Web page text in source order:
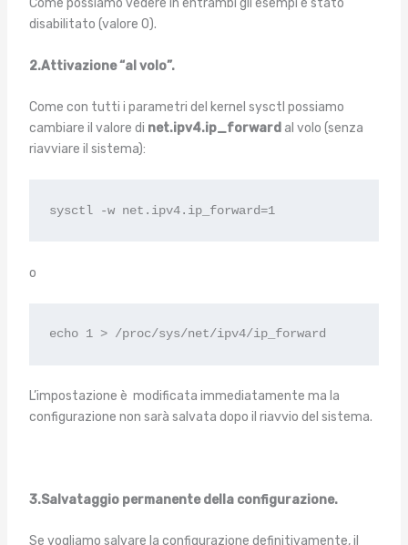
Come possiamo vedere in entrambi gli esempi è stato
disabilitato (valore 0).
2.Attivazione “al volo”.
Come con tutti i parametri del kernel sysctl possiamo
cambiare il valore di net.ipv4.ip_forward al volo (senza
riavviare il sistema):
sysctl -w net.ipv4.ip_forward=1
o
echo 1 > /proc/sys/net/ipv4/ip_forward
L’impostazione è modificata immediatamente ma la
configurazione non sarà salvata dopo il riavvio del sistema.
3.Salvataggio permanente della configurazione.
Se vogliamo salvare la configurazione definitivamente, il